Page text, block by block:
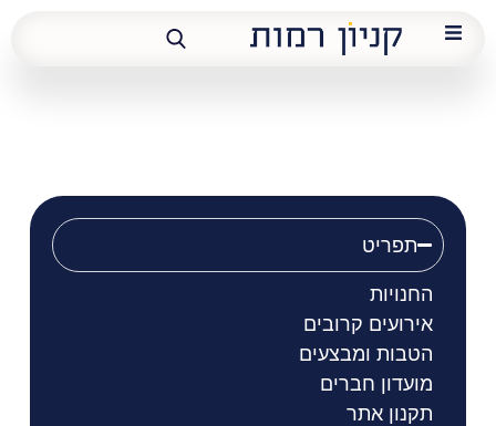
תפריט
החנויות
אירועים קרובים
הטבות ומבצעים
מועדון חברים
תקנון אתר